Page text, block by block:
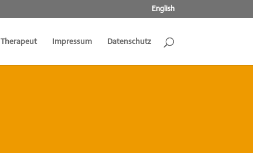
English
Therapeut Impressum Datenschutz